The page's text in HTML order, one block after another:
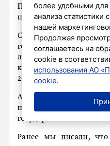
подсудимого 15 января
С учетом позиции
города суд назначил
лет лишения
колонии строгого
200 тысяч рублей.
Автомобиль,
преступления, был
государства.
Ранее мы писали, что
более удобными для
анализа статистики
нашей
Продолжая
соглашаетесь на
cookie в
использования АО
cookie.